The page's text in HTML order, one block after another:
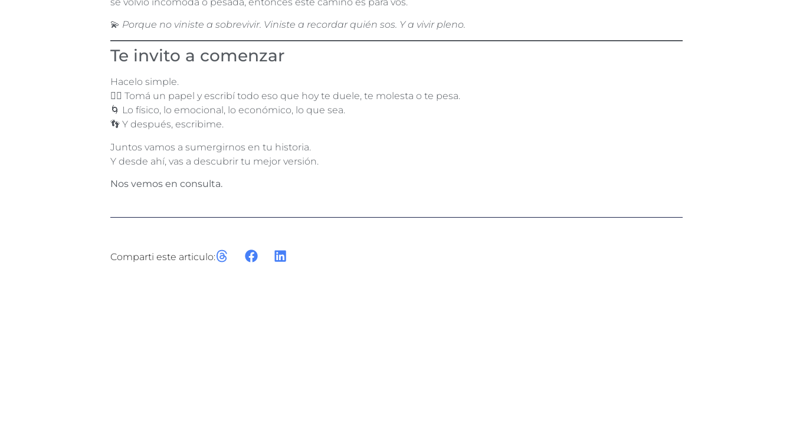
💫 Porque no viniste a sobrevivir. Viniste a recordar quién sos. Y a vivir pleno.
Te invito a comenzar
Hacelo simple.
✍🏼 Tomá un papel y escribí todo eso que hoy te duele, te molesta o te pesa.
🌀 Lo físico, lo emocional, lo económico, lo que sea.
👣 Y después, escribime.
Juntos vamos a sumergirnos en tu historia.
Y desde ahí, vas a descubrir tu mejor versión.
Nos vemos en consulta.
Comparti este articulo: